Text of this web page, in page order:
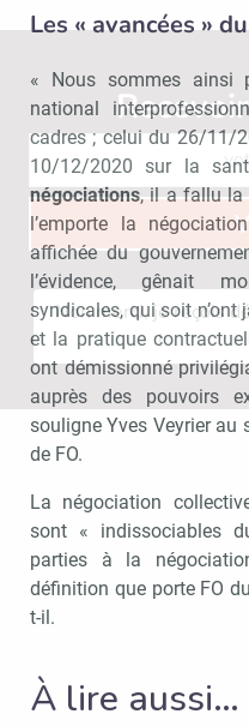
Les « avancées »
« Nous sommes ainsi
national
cadres ; celui du 26/11/
10/12/2020 sur la
négociations, il a fallu la
l’emporte la
affichée du
l’évidence, gênait
syndicales, qui soit
et la pratique
ont démissionné
auprès des pouvoirs
souligne Yves Veyrier au
de FO.
La négociation
sont « indissociables
parties à la
définition que porte FO
t-il.
À lire aussi…
Non merci, je reçois
!